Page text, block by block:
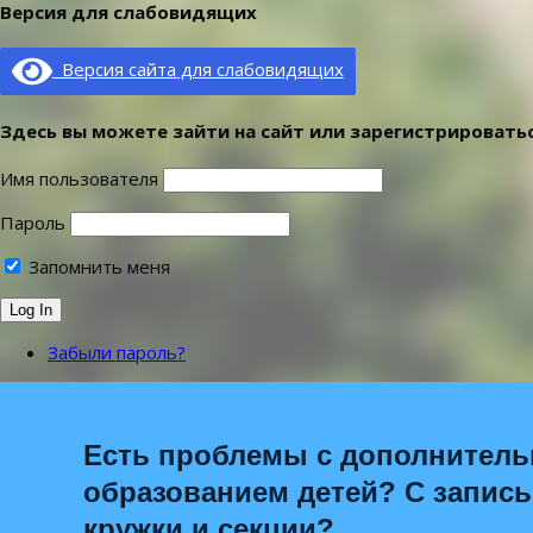
Версия для слабовидящих
Версия сайта для слабовидящих
Здесь вы можете зайти на сайт или
Имя пользователя
Пароль
Запомнить меня
Забыли пароль?
Есть проблемы с
образованием детей? С